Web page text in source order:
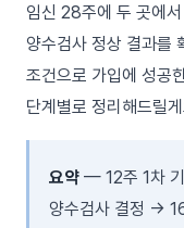
임신 28주에 두 곳에
양수검사 정상 결과를
조건으로 가입에 성공
단계별로 정리해드릴
요약 — 12주 1차
양수검사 결정 →